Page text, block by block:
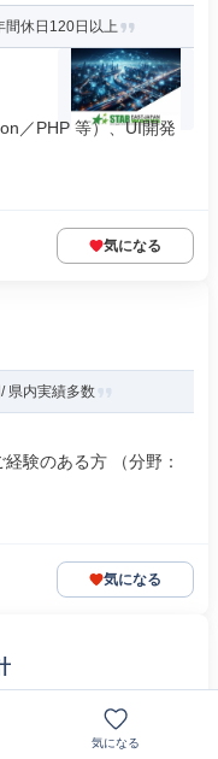
間休日120日以上
／PHP 等）、UI開発
気になる
県内実績多数
験のある方 （分野：
気になる
クリート、河川・砂
気になる